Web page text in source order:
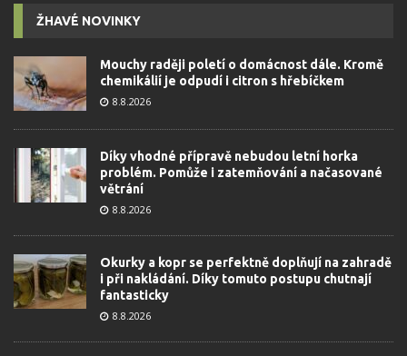
ŽHAVÉ NOVINKY
Mouchy raději poletí o domácnost dále. Kromě
chemikálií je odpudí i citron s hřebíčkem
8.8.2026
Díky vhodné přípravě nebudou letní horka
problém. Pomůže i zatemňování a načasované
větrání
8.8.2026
Okurky a kopr se perfektně doplňují na zahradě
i při nakládání. Díky tomuto postupu chutnají
fantasticky
8.8.2026